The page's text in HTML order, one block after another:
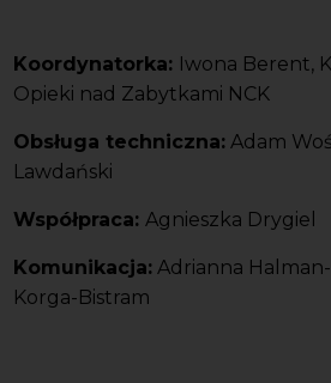
Koordynatorka: Iwona Berent,
Opieki nad Zabytkami NCK
Obsługa techniczna: Adam
Lawdański
Współpraca:Agnieszka Drygiel
Komunikacja: Adrianna
Korga-Bistram